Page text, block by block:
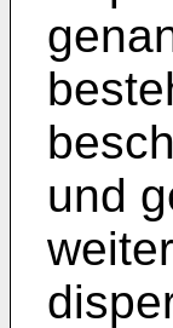
und